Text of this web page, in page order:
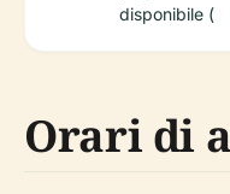
disponibile (
Orari di